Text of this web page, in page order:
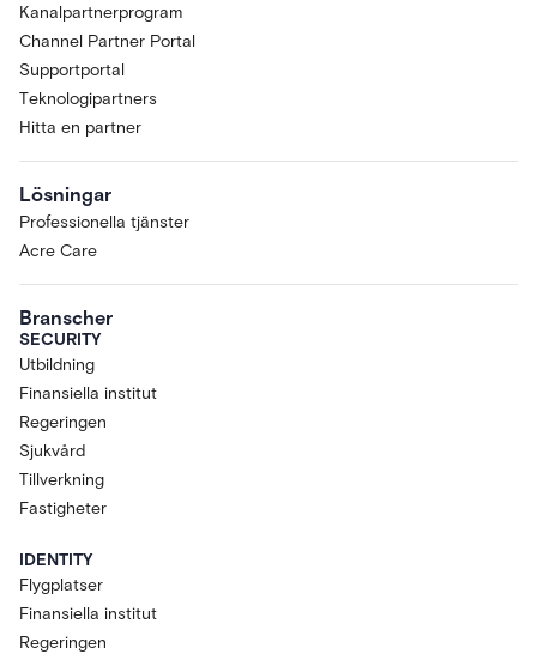
Kanalpartnerprogram
Channel Partner Portal
Supportportal
Teknologipartners
Hitta en partner
Lösningar
Professionella tjänster
Acre Care
Branscher
SECURITY
Utbildning
Finansiella institut
Regeringen
Sjukvård
Tillverkning
Fastigheter
IDENTITY
Flygplatser
Finansiella institut
Regeringen